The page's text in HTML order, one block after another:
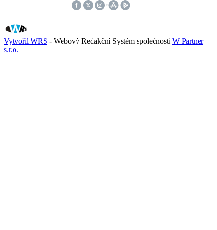
Vytvořil WRS - Webový Redakční Systém společnosti W Partner
s.r.o.